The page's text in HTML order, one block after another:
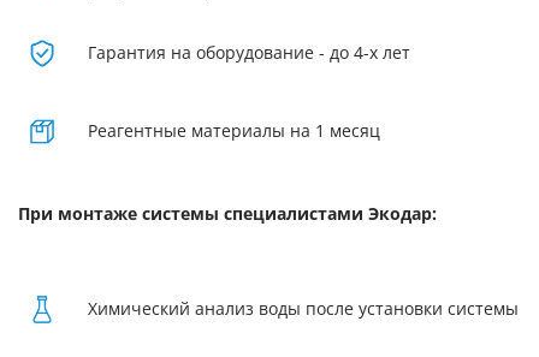
Гарантия на оборудование - до 4-х лет
Реагентные материалы на 1 месяц
При монтаже системы специалистами Экодар:
Химический анализ воды после установки системы